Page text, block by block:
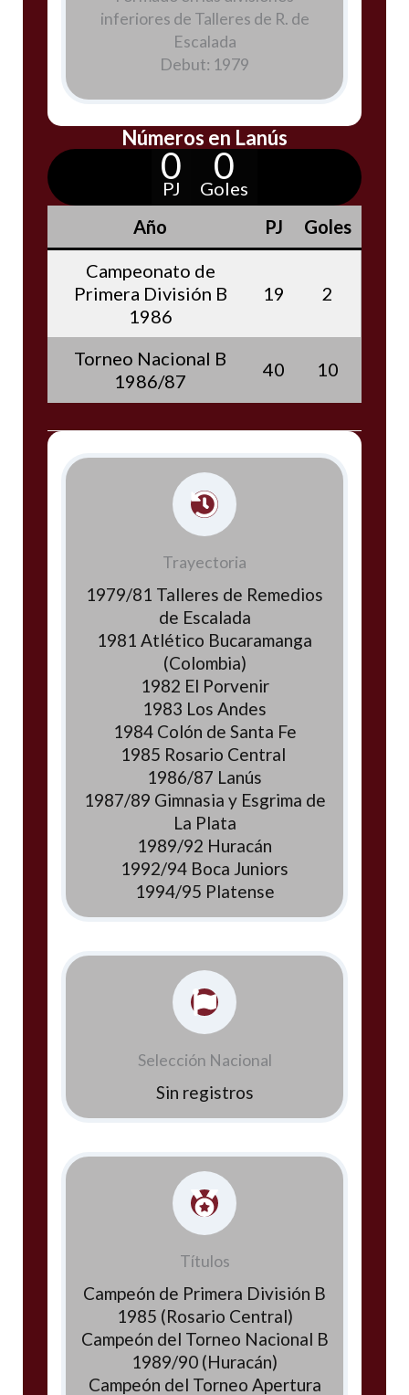
inferiores de Talleres de R. de
Escalada
Debut: 1979
Números en Lanús
0
PJ
0
Goles
Año
PJ
Goles
Campeonato de
Primera División B
1986
19 2
Torneo Nacional B
1986/87
40 10
Trayectoria
1979/81 Talleres de Remedios
de Escalada
1981 Atlético Bucaramanga
(Colombia)
1982 El Porvenir
1983 Los Andes
1984 Colón de Santa Fe
1985 Rosario Central
1986/87 Lanús
1987/89 Gimnasia y Esgrima de
La Plata
1989/92 Huracán
1992/94 Boca Juniors
1994/95 Platense
Selección Nacional
Sin registros
Títulos
Campeón de Primera División B
1985 (Rosario Central)
Campeón del Torneo Nacional B
1989/90 (Huracán)
Campeón del Torneo Apertura